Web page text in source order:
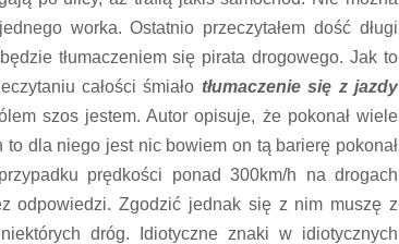
worka. Ostatnio przeczytałem dość długi
tłumaczeniem się pirata drogowego. Jak to
całości śmiało tłumaczenie się z jazdy
szos jestem. Autor opisuje, że pokonał wiele
dla niego jest nic bowiem on tą barierę pokonał
prędkości ponad 300km/h na drogach
odpowiedzi. Zgodzić jednak się z nim muszę z
dróg. Idiotyczne znaki w idiotycznych